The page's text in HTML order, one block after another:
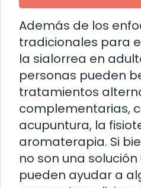
Además de los
tradicionales para
la sialorrea en
personas pueden
tratamientos
complementarias,
acupuntura, la
aromaterapia. Si
no son una
pueden ayudar a